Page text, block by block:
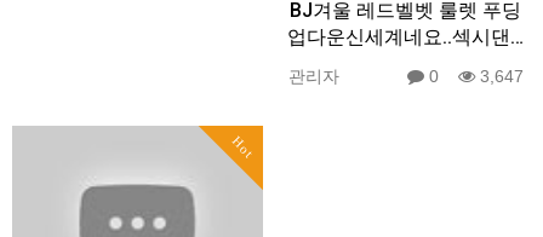
BJ겨울 레드벨벳 룰렛 푸딩
업다운신세계네요..섹시댄…
관리자 0 3,647
Hot